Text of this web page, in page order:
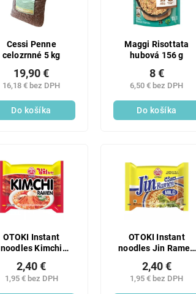
Cessi Penne
celozrnné 5 kg
16,18 € bez DPH
19,90 €
Do košíka
Maggi Risottata
hubová 156 g
6,50 € bez DPH
8 €
Do košíka
OTOKI Instant
noodles Kimchi
1,95 € bez DPH
2,40 €
OTOKI Instant
noodles Jin Ramen
1,95 € bez DPH
2,40 €